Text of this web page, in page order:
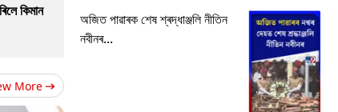
কিমান
More
অজিত পাৱাৰক শেষ শ্ৰদ্ধাঞ্জলি নীতিন
নবীনৰ...